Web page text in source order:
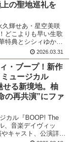
の聖地巡礼を
久輝せあ・星空美咲
どこよりも早い生歌
特典とシシィゆかり
2026.03.31
・ブープ！新作
ュージカル
せる新境地。柚
の再共演”にファ
カル『BOOP! The
、音楽デイヴィッ
キャスト、公演詳細